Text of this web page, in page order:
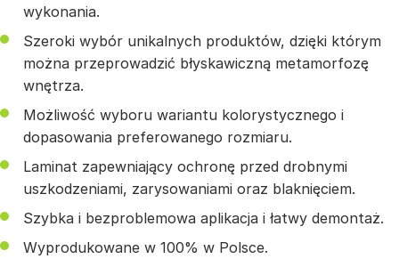
wykonania.
Szeroki wybór unikalnych produktów, dzięki którym
można przeprowadzić błyskawiczną metamorfozę
wnętrza.
Możliwość wyboru wariantu kolorystycznego i
dopasowania preferowanego rozmiaru.
Laminat zapewniający ochronę przed drobnymi
uszkodzeniami, zarysowaniami oraz blaknięciem.
Szybka i bezproblemowa aplikacja i łatwy demontaż.
Wyprodukowane w 100% w Polsce.